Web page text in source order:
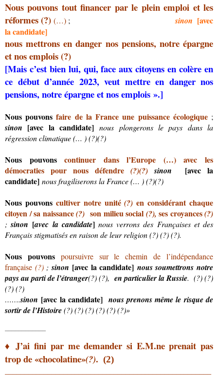
Nous pouvons tout financer par le plein emploi et les
réformes(?)(…) ; sinon [avec
la candidate]
nous mettrons en danger nos pensions, notre épargne
et nos emplois(?)
[Mais c’est bien lui, qui, face aux citoyens en colère en
ce début d’année 2023, veut mettre en danger nos
pensions, notre épargne et nos emplois ».]
Nous pouvons faire de la France une puissance écologique;
sinon [avec la candidate]nous plongerons le pays dans la
régression climatique (… ) (?)(?)
Nous pouvonscontinuer dans l’Europe (…) avec les
démocraties pour nous défendre (?)(?) sinon
[avec la
candidate] nous fragiliserons la France (… ) (?)(?)
Nous pouvons cultiver notre unité(?)en considérant chaque
citoyen / sa naissance(?) son milieu social (?), ses croyances(?)
;sinon [avec la candidate] nous verrons des Françaises et des
Français stigmatisés en raison de leur religion (?) (?) (?).
Nous pouvons poursuivre sur le chemin de l’indépendance
française (?);sinon [avec lacandidate] nous soumettrons notre
pays au parti de l’étranger(?) (?), en particulier la Russie. (?) (?)
(?) (?)
…….sinon [avec lacandidate] nous prenons même le risque de
sortir de l’Histoire(?) (?) (?) (?) (?) (?)»
♦ J’ai fini par me demander si E.M.ne prenait pas
trop de «chocolatine»(?). (2)